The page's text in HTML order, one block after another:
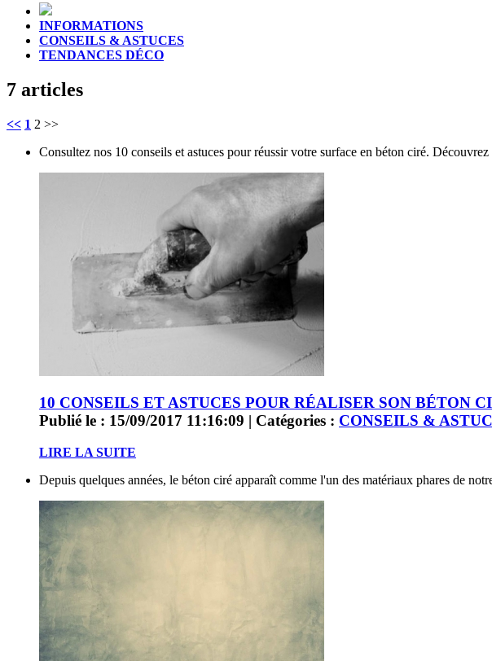
INFORMATIONS
CONSEILS & ASTUCES
TENDANCES DÉCO
7 articles
<< 1 2 >>
Consultez nos 10 conseils et astuces pour réussir votre surface en béton ciré.
10 CONSEILS ET ASTUCES POUR RÉALISER SON BÉTON
Publié le : 15/09/2017 11:16:09 | Catégories : CONSEILS &
LIRE LA SUITE
Depuis quelques années, le béton ciré apparaît comme l'un des matériaux phares de